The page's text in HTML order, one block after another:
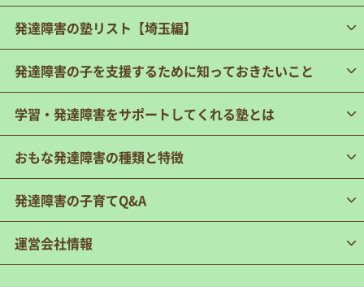
発達障害の塾リスト【埼玉編】
発達障害の子を支援するために知っておきたいこと
学習・発達障害をサポートしてくれる塾とは
おもな発達障害の種類と特徴
発達障害の子育てQ&A
運営会社情報